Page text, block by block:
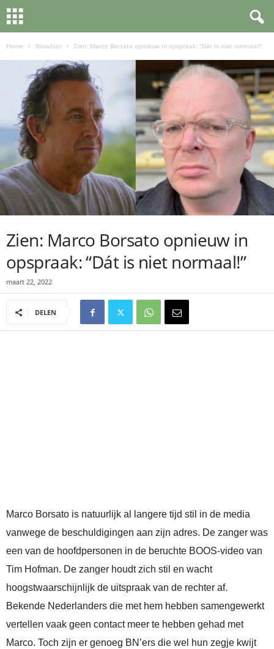
Home Showbizz Zien: Marco Borsato opnieuw in opspraak: “Dát is niet normaal!”
Zien: Marco Borsato opnieuw in
opspraak: “Dát is niet normaal!”
maart 22, 2022
DELEN
Marco Borsato is natuurlijk al langere tijd stil in de media
vanwege de beschuldigingen aan zijn adres. De zanger was
een van de hoofdpersonen in de beruchte BOOS-video van
Tim Hofman. De zanger houdt zich stil en wacht
hoogstwaarschijnlijk de uitspraak van de rechter af.
Bekende Nederlanders die met hem hebben samengewerkt
vertellen vaak geen contact meer te hebben gehad met
Marco. Toch zijn er genoeg BN’ers die wel hun zegje kwijt